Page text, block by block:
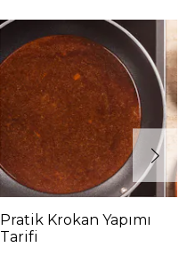
Pratik Krokan Yapımı
Tarifi